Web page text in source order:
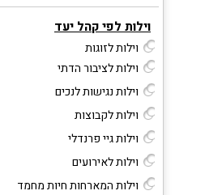
וילות לפי קהל יעד
וילות לזוגות
וילות לציבור הדתי
וילות נגישות לנכים
וילות לקבוצות
וילות גיי פרנדלי
וילות לאירועים
וילות המארחות חיות מחמד